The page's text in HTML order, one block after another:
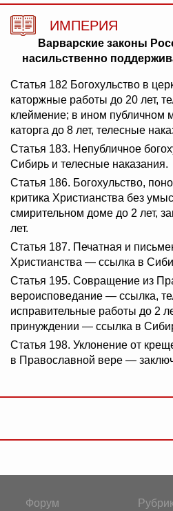
ИМПЕРИЯ
Варварские законы
насильственно
Статья 182 Богохульство в
каторжные работы до 20 лет,
клеймение; в ином публичном
каторга до 8 лет, телесные
Статья 183. Непубличное
Сибирь и телесные наказания.
Статья 186. Богохульство,
критика Христианства без
смирительном доме до 2 лет,
лет.
Статья 187. Печатная и
Христианства — ссылка в
Статья 195. Совращение из
вероисповедание — ссылка,
исправительные работы до 2
принуждении — ссылка в
Статья 198. Уклонение от
в Православной вере —
Форум